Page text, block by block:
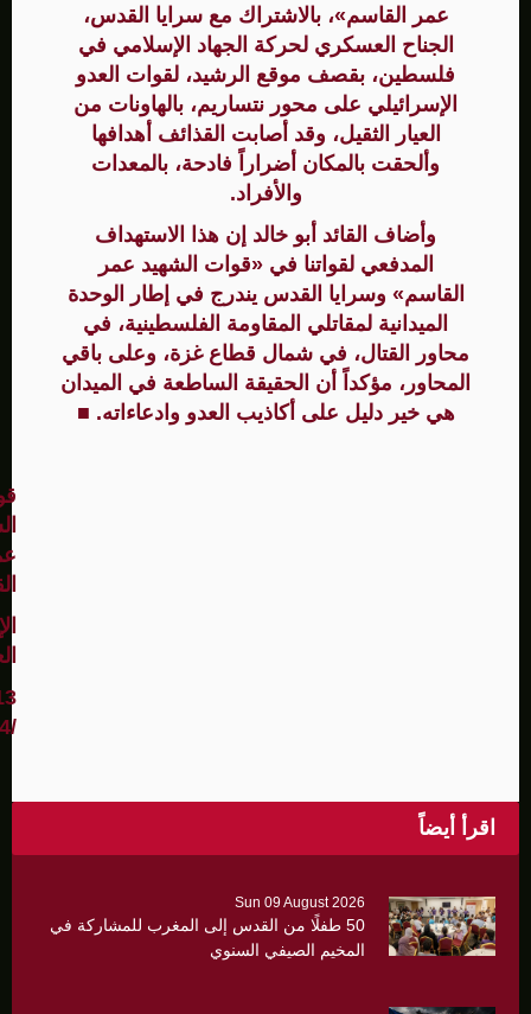
عمر القاسم»، بالاشتراك مع سرايا القدس،
الجناح العسكري لحركة الجهاد الإسلامي في
فلسطين، بقصف موقع الرشيد، لقوات العدو
الإسرائيلي على محور نتساريم، بالهاونات من
العيار الثقيل، وقد أصابت القذائف أهدافها
وألحقت بالمكان أضراراً فادحة، بالمعدات
والأفراد.
وأضاف القائد أبو خالد إن هذا الاستهداف
المدفعي لقواتنا في «قوات الشهيد عمر
القاسم» وسرايا القدس يندرج في إطار الوحدة
الميدانية لمقاتلي المقاومة الفلسطينية، في
محاور القتال، في شمال قطاع غزة، وعلى باقي
المحاور، مؤكداً أن الحقيقة الساطعة في الميدان
هي خير دليل على أكاذيب العدو وادعاءاته. ■
/11/2024
اقرأ أيضاً
Sun 09 August 2026
50 طفلًا من القدس إلى المغرب للمشاركة في
المخيم الصيفي السنوي